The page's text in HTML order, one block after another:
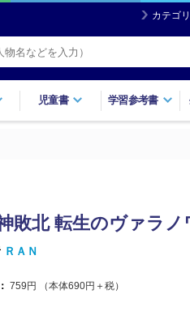
カテゴ
児童書 学習参考書
敗北 転生のヴァラ
ＲＡＮ
759 円 （本体690円＋税）